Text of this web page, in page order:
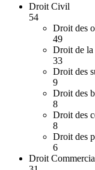
Droit Civil
54
Droit des
49
Droit de la
33
Droit des
9
Droit des
8
Droit des
8
Droit des
6
Droit